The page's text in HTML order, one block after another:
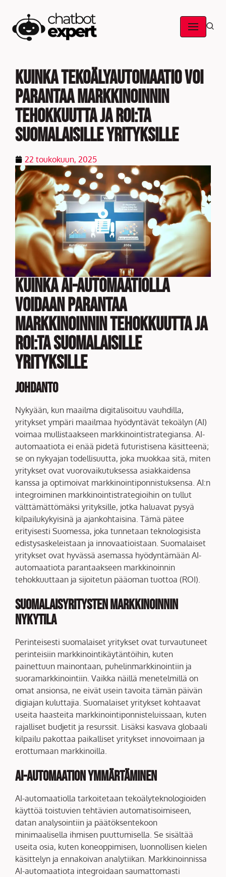
Skip
Kuinka tekoälyautomaatio voi
parantaa markkinoinnin
tehokkuutta ja ROI:ta
suomalaisille yrityksille
22 toukokuun, 2025
Kuinka AI-automaatiolla
voidaan parantaa
markkinoinnin tehokkuutta ja
ROI:ta suomalaisille
yrityksille
Johdanto
Nykyään, kun maailma digitalisoituu vauhdilla,
yritykset ympäri maailmaa hyödyntävät tekoälyn (AI)
voimaa mullistaakseen markkinointistrategiansa. AI-
automaatiota ei enää pidetä futuristisena käsitteenä;
se on nykyajan todellisuutta, joka muokkaa sitä, miten
yritykset ovat vuorovaikutuksessa asiakkaidensa
kanssa ja optimoivat markkinointiponnistuksensa. AI:n
integroiminen markkinointistrategioihin on tullut
välttämättömäksi yrityksille, jotka haluavat pysyä
kilpailukykyisinä ja ajankohtaisina. Tämä pätee
erityisesti Suomessa, joka tunnetaan teknologisista
edistysaskeleistaan ja innovaatioistaan. Suomalaiset
yritykset ovat hyvässä asemassa hyödyntämään AI-
automaatiota parantaakseen markkinoinnin
tehokkuuttaan ja sijoitetun pääoman tuottoa (ROI).
Suomalaisyritysten markkinoinnin
nykytila
Perinteisesti suomalaiset yritykset ovat turvautuneet
perinteisiin markkinointikäytäntöihin, kuten
painettuun mainontaan, puhelinmarkkinointiin ja
suoramarkkinointiin. Vaikka näillä menetelmillä on
omat ansionsa, ne eivät usein tavoita tämän päivän
digiajan kuluttajia. Suomalaiset yritykset kohtaavat
useita haasteita markkinointiponnisteluissaan, kuten
rajalliset budjetit ja resurssit. Lisäksi kasvava globaali
kilpailu pakottaa paikalliset yritykset innovoimaan ja
erottumaan markkinoilla.
AI-automaation ymmärtäminen
AI-automaatiolla tarkoitetaan tekoälyteknologioiden
käyttöä toistuvien tehtävien automatisoimiseen,
datan analysointiin ja päätöksentekoon
minimaalisella ihmisen puuttumisella. Se sisältää
useita osia, kuten koneoppimisen, luonnollisen kielen
käsittelyn ja ennakoivan analytiikan. Markkinoinnissa
AI-automaatiota integroidaan saumattomasti